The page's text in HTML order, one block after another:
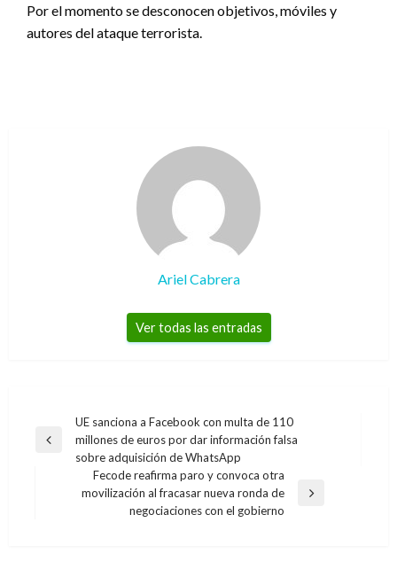
Por el momento se desconocen objetivos, móviles y
autores del ataque terrorista.
Ariel Cabrera
Ver todas las entradas
Navegación
de
entradas
Entrada
UE sanciona a Facebook con multa de 110
millones de euros por dar información falsa
sobre adquisición de WhatsApp
Entrada
Fecode reafirma paro y convoca otra
movilización al fracasar nueva ronda de
negociaciones con el gobierno